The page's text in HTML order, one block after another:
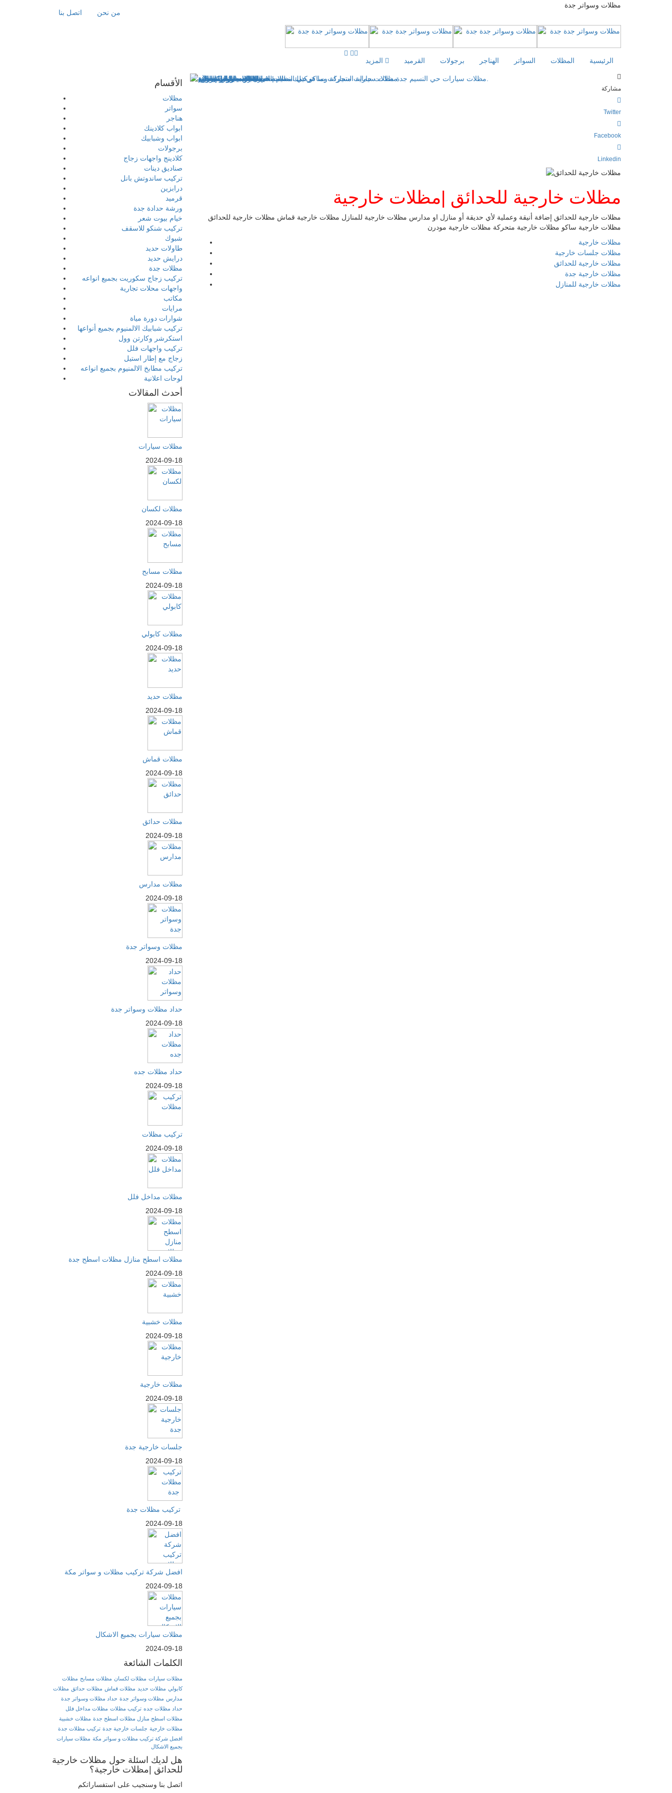
مظلات وسواتر جدة
من نحن
اتصل بنا
الرئيسية المظلات السواتر الهناجر برجولات القرميد
مشاركة
Twitter
Facebook
Linkedin
مظلات خارجية للحدائق |مظلات خارجية
مظلات خارجية للحدائق إضافة أنيقة وعملية لأي حديقة أو منازل او مدارس مظلات خارجية للمنازل مظلات خارجية قماش مظلات خارجية للحدائق
مظلات خارجية ساكو مظلات خارجية متحركة مظلات خارجية مودرن
مظلات خارجية
مظلات جلسات خارجية
مظلات خارجية للحدائق
مظلات خارجية جدة
مظلات خارجية للمنازل
الأقسام
مظلات
سواتر
هناجر
ابواب كلادينك
ابواب وشبابيك
برجولات
كلادينج واجهات زجاج
صناديق دينات
تركيب ساندوتش بانل
درابزين
قرميد
ورشة حدادة جدة
خيام بيوت شعر
تركيب شنكو للاسقف
شبوك
طاولات حديد
درايش حديد
مظلات جدة
تركيب زجاج سكوريت بجميع انواعه
واجهات محلات تجارية
مكاتب
مرايات
شوارات دورة مياة
تركيب شبابيك الالمنيوم بجميع أنواعها
استكرشر وكارتن وول
تركيب واجهات فلل
زجاج مع إطار استيل
تركيب مطابخ الالمنيوم بجميع انواعه
لوحات اعلانية
أحدث المقالات
مظلات سيارات
2024-09-18
مظلات لكسان
2024-09-18
مظلات مسابح
2024-09-18
مظلات كابولي
2024-09-18
مظلات حديد
2024-09-18
مظلات قماش
2024-09-18
مظلات حدائق
2024-09-18
مظلات مدارس
2024-09-18
مظلات وسواتر جدة
2024-09-18
حداد مظلات وسواتر جدة
2024-09-18
حداد مظلات جده
2024-09-18
تركيب مظلات
2024-09-18
مظلات مداخل فلل
2024-09-18
مظلات اسطح منازل مظلات اسطح جدة
2024-09-18
مظلات خشبية
2024-09-18
مظلات خارجية
2024-09-18
جلسات خارجية جدة
2024-09-18
تركيب مظلات جدة
2024-09-18
افضل شركة تركيب مظلات و سواتر مكة
2024-09-18
مظلات سيارات بجميع الاشكال
2024-09-18
الكلمات الشائعة
مظلات سيارات مظلات لكسان مظلات مسابح مظلات
كابولي مظلات حديد مظلات قماش مظلات حدائق مظلات
مدارس مظلات وسواتر جدة حداد مظلات وسواتر جدة
حداد مظلات جده تركيب مظلات مظلات مداخل فلل
مظلات اسطح منازل مظلات اسطح جدة مظلات خشبية
مظلات خارجية جلسات خارجية جدة تركيب مظلات جدة
افضل شركة تركيب مظلات و سواتر مكة مظلات سيارات
بجميع الاشكال
هل لديك اسئلة حول مظلات خارجية
للحدائق |مظلات خارجية؟
اتصل بنا وسنجيب على استفساراتكم